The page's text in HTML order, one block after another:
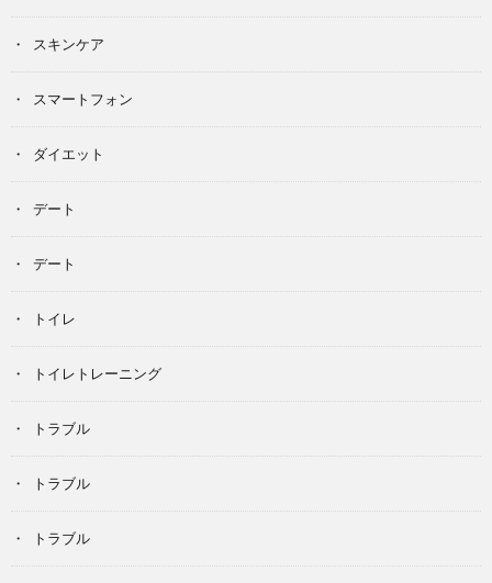
スキンケア
スマートフォン
ダイエット
デート
デート
トイレ
トイレトレーニング
トラブル
トラブル
トラブル